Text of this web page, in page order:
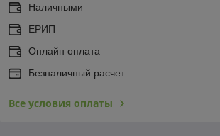
Наличными
ЕРИП
Онлайн оплата
Безналичный расчет
Все условия оплаты